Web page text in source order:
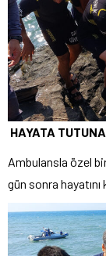
HAYATA
Ambulansla özel
gün sonra hayatını